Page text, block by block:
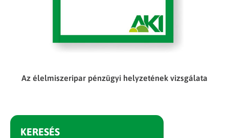
Az élelmiszeripar pénzügyi helyzetének vizsgálata
KERESÉS